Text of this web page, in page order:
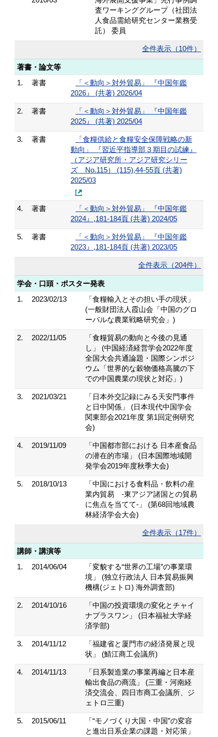
査ワーキンググループ（社団法
人食品需給研究センター業務受
託） 委員
全件表示（10件）
著書・論文等
1.
著書
「＜動向＞対外貿易」 『中国年鑑
2026』 (共著) 2026/04
2. 著書
「＜動向＞対外貿易」 『中国年鑑
2025』 (共著) 2025/04
3. 著書
「食糧供給と食糧安全保障戦略の新
動向」 『習近平指導部３期目の試練』
（アジア研究所・アジア研究シリー
ズ No.115） (115),44-55頁 (共著)
2025/03
4. 著書
「＜動向＞対外貿易」 『中国年鑑
2024』,181-184頁 (共著) 2024/05
5. 著書
「＜動向＞対外貿易」 『中国年鑑
2023』,181-184頁 (共著) 2023/05
全件表示（204件）
学会・口頭・ポスター発表
1.
2023/02/13
「食糧輸入とその担い手の現状」
(一般財団法人霞山会「中国のグロ
ーバルな農業戦略研究会」)
2. 2022/11/05
「食糧貿易の動向と今後の見通
し」 (中国経済経営学会2022年度
全国大会共通論題・国際シンポジ
ウム「世界的な穀物価格高騰の下
での中国農業の現状と対応」)
3. 2021/03/21
「日本外交記録にみる天安門事件
と日中関係」 (日本現代中国学会
関東部会2021年度 第1回定例研究
会)
4. 2019/11/09
「中国都市部における 日本産食品
の潜在的市場」 (日本国際地域開
発学会2019年度秋季大会)
5. 2018/10/13
「中国における食料品・飲料の産
業内貿易 -東アジア諸国との貿易
に焦点を当てて-」 (第68回地域農
林経済学会大会)
全件表示（17件）
講師・講演等
1.
2014/06/04
「変貌する“世界の工場”の事業環
境」 (独立行政法人 日本貿易振興
機構(ジェトロ) 海外調査部)
2. 2014/10/16
「中国の投資環境の変化とチャイ
ナプラスワン」 (日本福祉大学経
済学部)
3. 2014/11/12
「福建省と厦門市の経済発展と現
状」 (鯖江商工会議所)
4. 2014/11/13
「日系製造業の事業再編と日本産
輸出食品の商流」 (三重・河南経
済交流会、四日市商工会議所、ジ
ェトロ三重)
5. 2015/06/11
「“モノづくり大国・中国”の変容
と進出日系企業の課題・対応策」